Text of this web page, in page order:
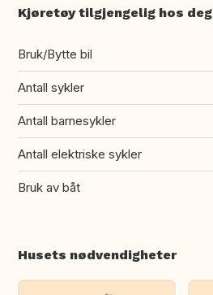
Kjøretøy tilgjengelig hos deg
Bruk/Bytte bil
Antall sykler
Antall barnesykler
Antall elektriske sykler
Bruk av båt
Husets nødvendigheter